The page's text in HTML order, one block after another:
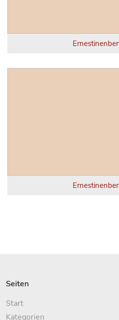
Seiten
Start
Kategorien